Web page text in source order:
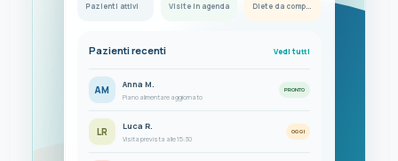
Pazienti attivi Visite in agenda Diete da completare
Pazienti recenti Vedi tutti
AM Anna M.
Piano alimentare aggiornato
PRONTO
LR Luca R.
Visita prevista alle 15:30
OGGI